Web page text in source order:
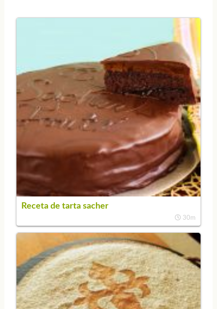
Receta de tarta sacher
30m